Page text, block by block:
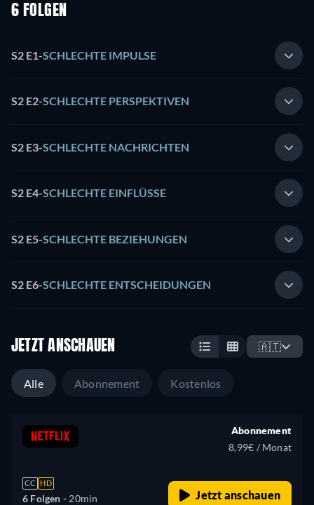
6 FOLGEN
S2 E1-SCHLECHTE IMPULSE
S2 E2-SCHLECHTE PERSPEKTIVEN
S2 E3-SCHLECHTE NACHRICHTEN
S2 E4-SCHLECHTE EINFLÜSSE
S2 E5-SCHLECHTE BEZIEHUNGEN
S2 E6-SCHLECHTE ENTSCHEIDUNGEN
JETZT ANSCHAUEN 🇦🇹
Alle Abonnement Kostenlos
CC HD
6 Folgen - 20min
Abonnement
8,99€ / Monat
Jetzt anschauen